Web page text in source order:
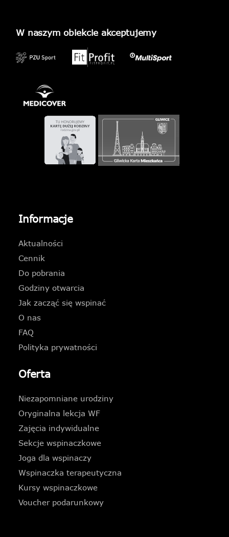
W naszym obiekcie akceptujemy
Informacje
Aktualności
Cennik
Do pobrania
Godziny otwarcia
Jak zacząć się wspinać
O nas
FAQ
Polityka prywatności
Oferta
Niezapomniane urodziny
Oryginalna lekcja WF
Zajęcia indywidualne
Sekcje wspinaczkowe
Joga dla wspinaczy
Wspinaczka terapeutyczna
Kursy wspinaczkowe
Voucher podarunkowy